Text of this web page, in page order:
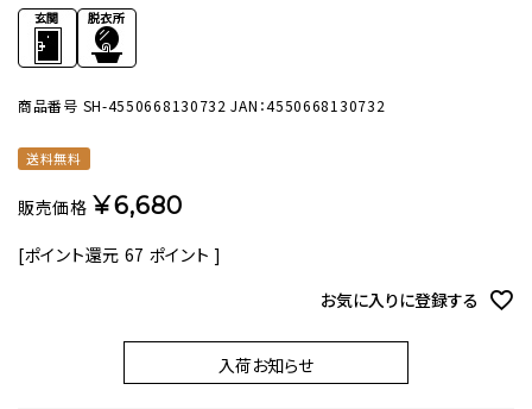
商品番号 SH-4550668130732 JAN：4550668130732
送料無料
販売価格 ¥6,680
[ポイント還元 67 ポイント ]
お気に入りに登録する
入荷お知らせ